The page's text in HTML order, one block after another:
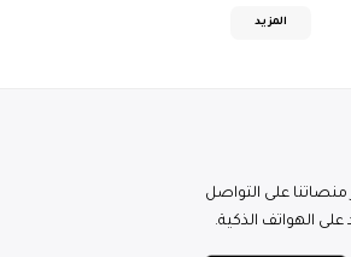
المزيد
على التواصل
الهواتف الذكية.